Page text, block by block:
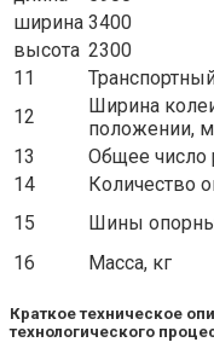
ширина 3400
высота 2300
11
12
Ширина
положении,
13
Общее число
14
Количество
15
Шины
16
Масса, кг
Краткое техническое
технологического